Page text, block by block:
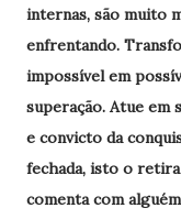
internas, são muito
enfrentando.
impossível em
superação. Atue em
e convicto da
fechada, isto o
comenta com